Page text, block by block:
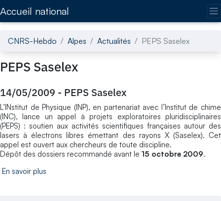
Accueil national
CNRS-Hebdo Alpes Actualités PEPS Saselex
PEPS Saselex
14/05/2009 - PEPS Saselex
L’INstitut de Physique (INP), en partenariat avec l’Institut de chime
(INC), lance un appel à projets exploratoires pluridisciplinaires
(PEPS) : soutien aux activités scientifiques françaises autour des
lasers à électrons libres émettant des rayons X (Saselex). Cet
appel est ouvert aux chercheurs de toute discipline.
Dépôt des dossiers recommandé avant le 15 octobre 2009.
En savoir plus